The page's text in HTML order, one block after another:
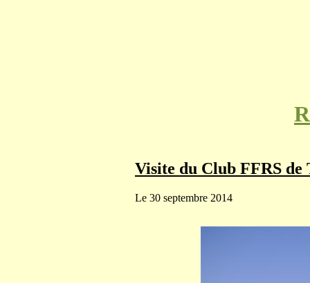
Visite du Club FFRS
Le 30 septembre 2014